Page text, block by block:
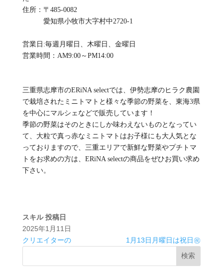
住所：〒485-0082
愛知県小牧市大字村中2720-1
営業日:毎週月曜日、木曜日、金曜日
営業時間：AM9:00～PM14:00
三重県志摩市のERiNA selectでは、伊勢志摩のヒラク農園
で栽培されたミニトマトと様々な季節の野菜を、東海3県
を中心にマルシェなどで販売しています！
季節の野菜はそのときにしか味わえないものとなってい
て、大粒で真っ赤なミニトマトはお子様にも大人気とな
っておりますので、三重エリアで新鮮な野菜やプチトマ
トをお求めの方は、ERiNA selectの商品をぜひお買い求め
下さい。
スキル 投稿日
2025年1月11日
クリエイターの
1月13日月曜日は祝日㊗️
検索